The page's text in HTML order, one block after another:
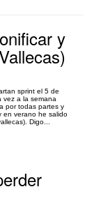
y
sprint el 5 de
vez a la semana
por todas partes y
en verano he salido
Digo...